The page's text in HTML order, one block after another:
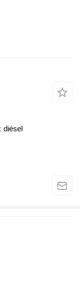
diésel